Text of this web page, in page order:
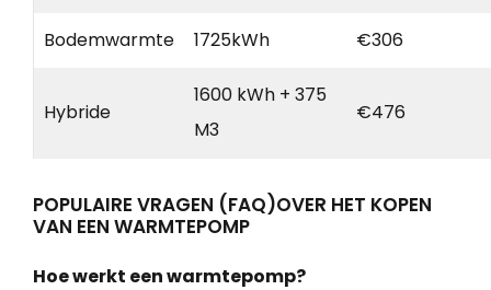
Bodemwarmte 1725kWh €306
Hybride
1600 kWh + 375
M3
€476
POPULAIRE VRAGEN (FAQ)OVER HET KOPEN
VAN EEN WARMTEPOMP
Hoe werkt een warmtepomp?